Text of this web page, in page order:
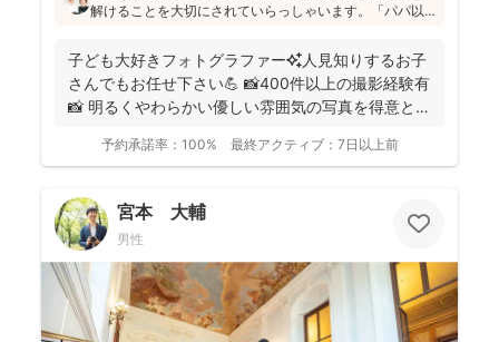
解けることを大切にされていらっしゃいます。「パパ以
た！」というお声も！明るく優しい雰囲気の仕上がりの
写真をお求めの方にはぜひおすすめです♪
子ども大好きフォトグラファー✨人見知りするお子
さんでもお任せ下さい💪 📸400件以上の撮影経験有
📸 明るくやわらかい優しい雰囲気の写真を得意とし
予約承諾率： 100% 最終アクティブ： 7日以上前
宮本 大輔
男性